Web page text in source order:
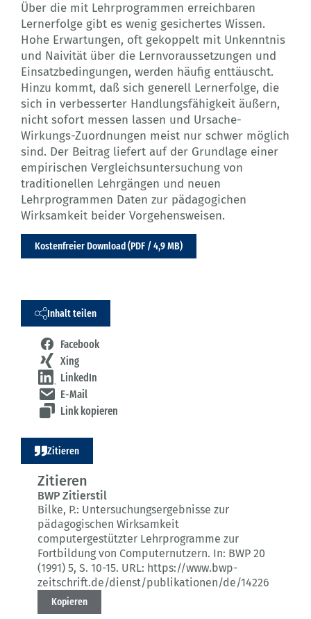
Über die mit Lehrprogrammen erreichbaren
Lernerfolge gibt es wenig gesichertes Wissen.
Hohe Erwartungen, oft gekoppelt mit Unkenntnis
und Naivität über die Lernvoraussetzungen und
Einsatzbedingungen, werden häufig enttäuscht.
Hinzu kommt, daß sich generell Lernerfolge, die
sich in verbesserter Handlungsfähigkeit äußern,
nicht sofort messen lassen und Ursache-
Wirkungs-Zuordnungen meist nur schwer möglich
sind. Der Beitrag liefert auf der Grundlage einer
empirischen Vergleichsuntersuchung von
traditionellen Lehrgängen und neuen
Lehrprogrammen Daten zur pädagogichen
Wirksamkeit beider Vorgehensweisen.
Kostenfreier Download (PDF / 4,9 MB)
Inhalt teilen
Facebook
Xing
LinkedIn
E-Mail
Link kopieren
Zitieren
Zitieren
BWP Zitierstil
Bilke, P.: Untersuchungsergebnisse zur
pädagogischen Wirksamkeit
computergestützter Lehrprogramme zur
Fortbildung von Computernutzern. In: BWP 20
(1991) 5, S. 10-15. URL: https://www.bwp-
zeitschrift.de/dienst/publikationen/de/14226
Kopieren